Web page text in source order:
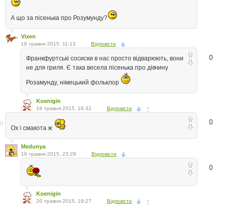
А що за пісенька про Розумунду?
Vixen
18 травня 2015, 11:13 Відповісти
0
Франкфуртські сосиски в нас просто відварюють, вони
не для гриля. Є така весела пісенька про дівчину
Розамунду, німецький фольклор
Koenigin
18 травня 2015, 16:32 Відповісти ↑
0
Ох і смакота ж
Medunya
19 травня 2015, 23:28 Відповісти
0
Koenigin
20 травня 2015, 19:27 Відповісти ↑